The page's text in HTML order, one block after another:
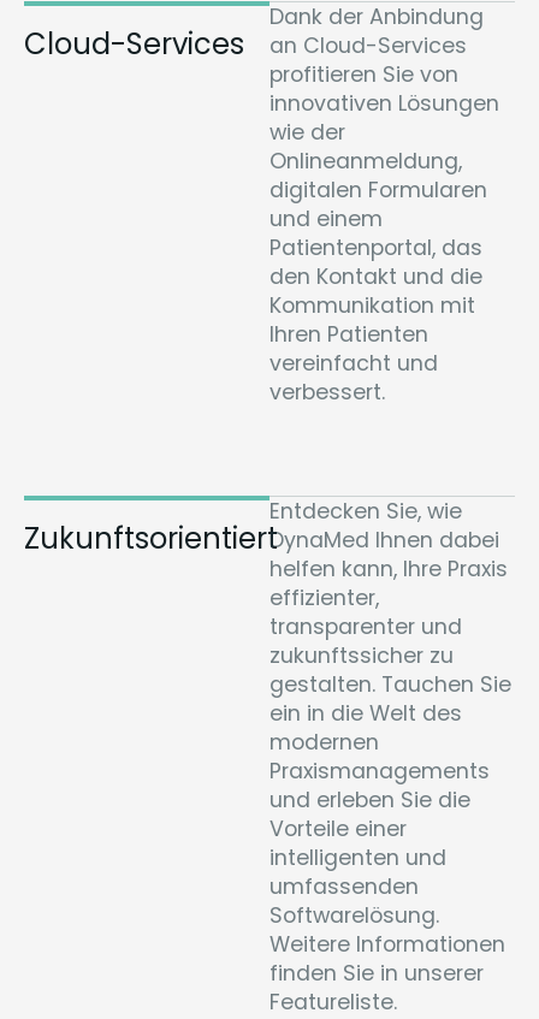
Cloud-Services
Dank der Anbindung
an Cloud-Services
profitieren Sie von
innovativen Lösungen
wie der
Onlineanmeldung,
digitalen Formularen
und einem
Patientenportal, das
den Kontakt und die
Kommunikation mit
Ihren Patienten
vereinfacht und
verbessert.
Zukunftsorientiert
Entdecken Sie, wie
DynaMed Ihnen dabei
helfen kann, Ihre Praxis
effizienter,
transparenter und
zukunftssicher zu
gestalten. Tauchen Sie
ein in die Welt des
modernen
Praxismanagements
und erleben Sie die
Vorteile einer
intelligenten und
umfassenden
Softwarelösung.
Weitere Informationen
finden Sie in unserer
Featureliste.